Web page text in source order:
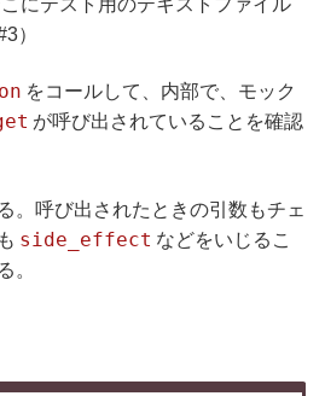
）
をコールして、内部で、モック
が呼び出されていることを確認
。呼び出されたときの引数もチェ
side_effect などをいじるこ
。